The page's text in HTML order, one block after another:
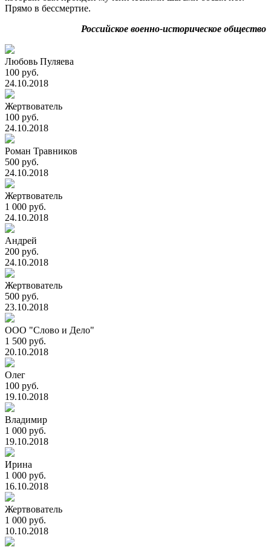
Прямо в бессмертие.
Российское военно-историческое общество
Любовь Пуляева
100 руб.
24.10.2018
Жертвователь
100 руб.
24.10.2018
Роман Травников
500 руб.
24.10.2018
Жертвователь
1 000 руб.
24.10.2018
Андрей
200 руб.
24.10.2018
Жертвователь
500 руб.
23.10.2018
ООО "Слово и Дело"
1 500 руб.
20.10.2018
Олег
100 руб.
19.10.2018
Владимир
1 000 руб.
19.10.2018
Ирина
1 000 руб.
16.10.2018
Жертвователь
1 000 руб.
10.10.2018